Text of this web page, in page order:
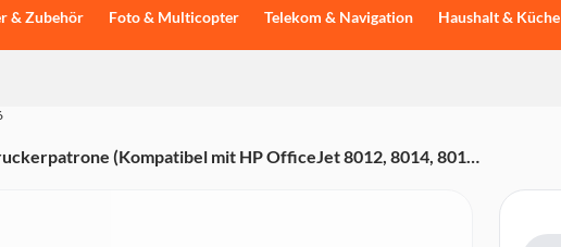
& Zubehör Foto & Multicopter Telekom & Navigation Haushalt & Küche
(Kompatibel mit HP OfficeJet 8012, 8014, 8015,